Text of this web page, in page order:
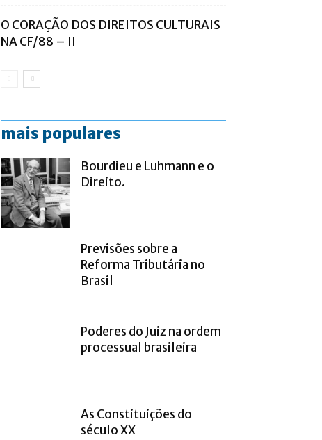
O CORAÇÃO DOS DIREITOS CULTURAIS
NA CF/88 – II
mais populares
Bourdieu e Luhmann e o
Direito.
Previsões sobre a
Reforma Tributária no
Brasil
Poderes do Juiz na ordem
processual brasileira
As Constituições do
século XX